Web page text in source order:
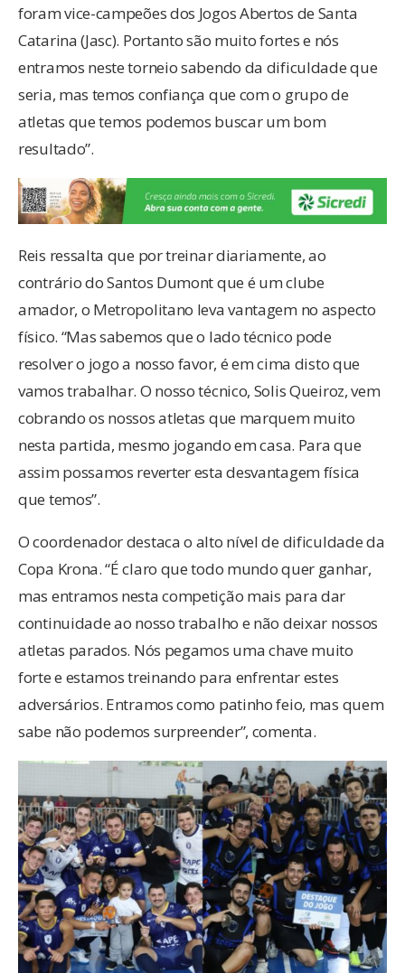
foram vice-campeões dos Jogos Abertos de Santa
Catarina (Jasc). Portanto são muito fortes e nós
entramos neste torneio sabendo da dificuldade que
seria, mas temos confiança que com o grupo de
atletas que temos podemos buscar um bom
resultado”.
Reis ressalta que por treinar diariamente, ao
contrário do Santos Dumont que é um clube
amador, o Metropolitano leva vantagem no aspecto
físico. “Mas sabemos que o lado técnico pode
resolver o jogo a nosso favor, é em cima disto que
vamos trabalhar. O nosso técnico, Solis Queiroz, vem
cobrando os nossos atletas que marquem muito
nesta partida, mesmo jogando em casa. Para que
assim possamos reverter esta desvantagem física
que temos”.
O coordenador destaca o alto nível de dificuldade da
Copa Krona. “É claro que todo mundo quer ganhar,
mas entramos nesta competição mais para dar
continuidade ao nosso trabalho e não deixar nossos
atletas parados. Nós pegamos uma chave muito
forte e estamos treinando para enfrentar estes
adversários. Entramos como patinho feio, mas quem
sabe não podemos surpreender”, comenta.